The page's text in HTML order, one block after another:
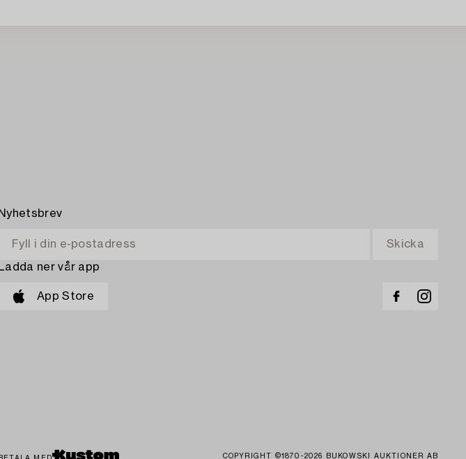
Nyhetsbrev
Ladda ner vår app
App Store
COPYRIGHT ©1870-2026 BUKOWSKI AUKTIONER AB